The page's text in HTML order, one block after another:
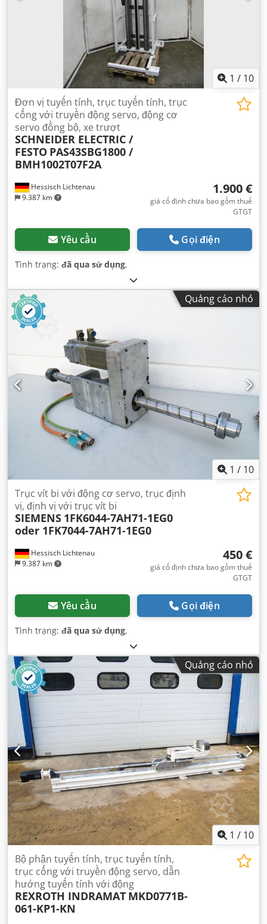
1 / 10
Hessisch Lichtenau
9.387 km
Đơn vị tuyến tính, trục tuyến tính, trục
cổng với truyền động servo, động cơ
servo đồng bộ, xe trượt
SCHNEIDER ELECTRIC /
FESTO PAS43SBG1800 /
BMH1002T07F2A
1.900 €
giá cố định chưa bao gồm thuế
GTGT
Yêu cầu Gọi điện
Tình trạng: đã qua sử dụng,
Quảng cáo nhỏ
1 / 10
Hessisch Lichtenau
9.387 km
Trục vít bi với động cơ servo, trục định
vị, định vị với trục vít bi
SIEMENS 1FK6044-7AH71-1EG0
oder 1FK7044-7AH71-1EG0
450 €
giá cố định chưa bao gồm thuế
GTGT
Yêu cầu Gọi điện
Tình trạng: đã qua sử dụng,
Quảng cáo nhỏ
1 / 10
Bộ phận tuyến tính, trục tuyến tính,
trục cổng với truyền động servo, dẫn
hướng tuyến tính với động
REXROTH INDRAMAT MKD0771B-
061-KP1-KN